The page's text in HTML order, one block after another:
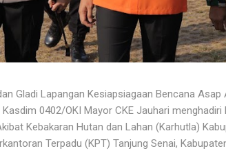
Gladi Lapangan Kesiapsiagaan Bencana
0402/OKI Mayor CKE Jauhari menghadiri
Kebakaran Hutan dan Lahan (Karhutla)
Terpadu (KPT) Tanjung Senai,